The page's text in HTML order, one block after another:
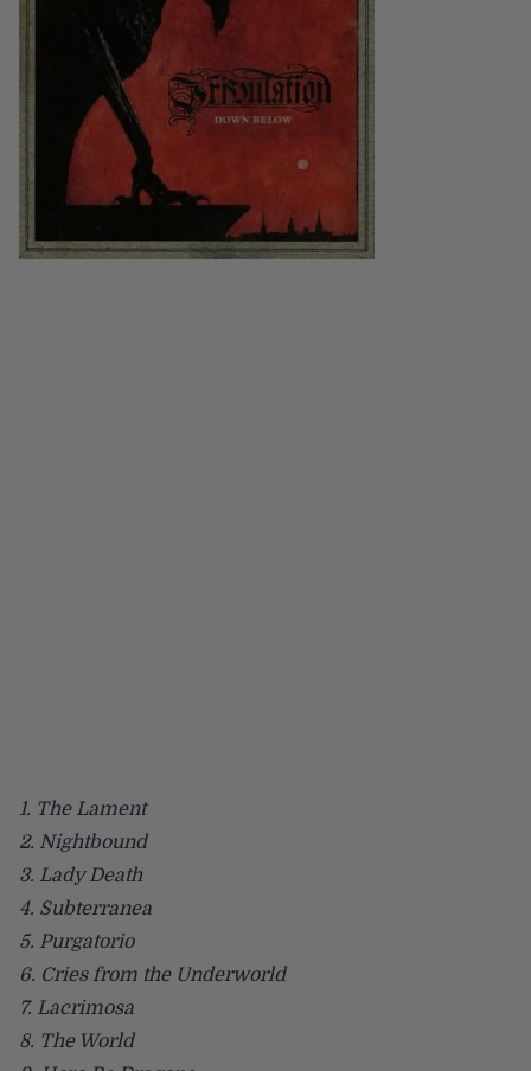
1. The Lament
2. Nightbound
3. Lady Death
4. Subterranea
5. Purgatorio
6. Cries from the Underworld
7. Lacrimosa
8. The World